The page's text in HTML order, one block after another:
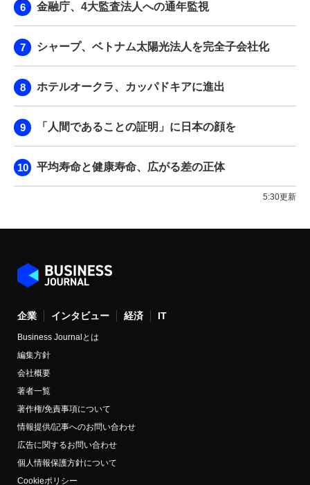
金融庁、4大監査法人への通年監視
シャープ、ベトナム太陽光法人を完全子会社化
ホテルオークラ、カッパドキアに進出
「人間であることの証明」に日本の顔を
平均寿命と健康寿命、広がる差の正体
5:30更新
企業 インタビュー 経済 IT
Business Journalとは
編集方針
会社概要
著者一覧
著作権/免責事項について
情報提供/記事へのお問い合わせ
広告に関するお問い合わせ
個人情報保護方針について
Cookieポリシー